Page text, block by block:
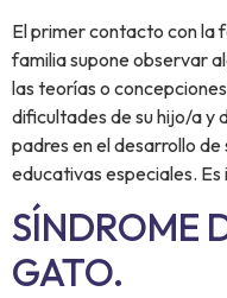
El primer contacto con la
familia supone observar
las teorías o
dificultades de su hijo/a y
padres en el desarrollo
educativas especiales.
SÍNDROME
GATO.